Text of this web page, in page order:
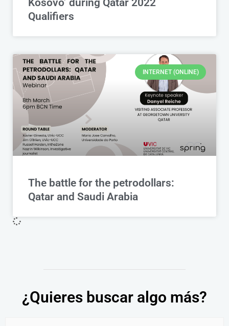
Kosovo’ during Qatar 2022
Qualifiers
INTERNET (ONLINE)
The battle for the petrodollars:
Qatar and Saudi Arabia
¿Quieres buscar algo más?